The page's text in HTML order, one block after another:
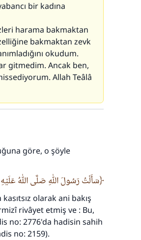
bir kadına
harama bakmaktan
bakmaktan zevk
okudum.
gitmedim. Ancak ben,
Allah Teâlâ
göre, o şöyle
سَأَلْتُ رَسُولَ اللهِ صَلَّى اللهُ
olarak ani bakış
rivâyet etmiş ve : Bu,
no: 2776'da hadisin sahih
no: 2159).